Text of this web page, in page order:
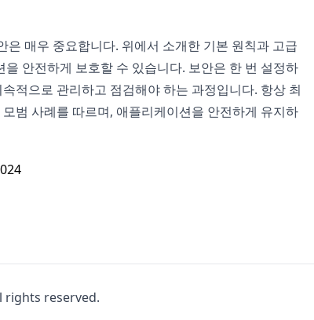
은 매우 중요합니다. 위에서 소개한 기본 원칙과 고급
안전하게 보호할 수 있습니다. 보안은 한 번 설정하
적으로 관리하고 점검해야 하는 과정입니다. 항상 최
범 사례를 따르며, 애플리케이션을 안전하게 유지하
rights reserved.